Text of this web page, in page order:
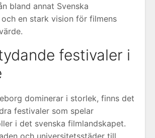
bland annat Svenska
en stark vision för filmens
festivaler i
dominerar i storlek, finns det
festivaler som spelar
i det svenska filmlandskapet.
och universitetsstäder till